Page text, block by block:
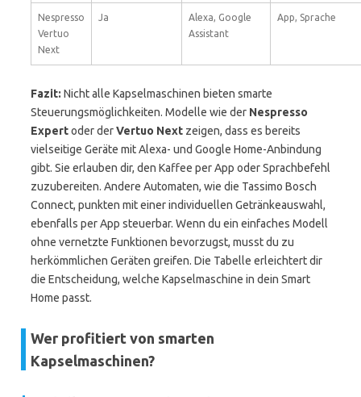
Nespresso
Vertuo
Next
Ja
Alexa, Google
Assistant
App, Sprache
Fazit: Nicht alle Kapselmaschinen bieten smarte
Steuerungsmöglichkeiten. Modelle wie der Nespresso
Expertoder derVertuo Next zeigen, dass es bereits
vielseitige Geräte mit Alexa- und Google Home-Anbindung
gibt. Sie erlauben dir, den Kaffee per App oder Sprachbefehl
zuzubereiten. Andere Automaten, wie die Tassimo Bosch
Connect, punkten mit einer individuellen Getränkeauswahl,
ebenfalls per App steuerbar. Wenn du ein einfaches Modell
ohne vernetzte Funktionen bevorzugst, musst du zu
herkömmlichen Geräten greifen. Die Tabelle erleichtert dir
die Entscheidung, welche Kapselmaschine in dein Smart
Home passt.
Wer profitiert von smarten
Kapselmaschinen?